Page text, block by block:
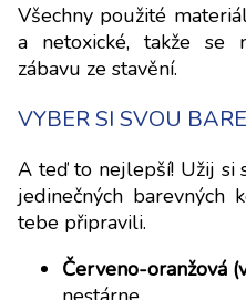
Všechny použité
a netoxické, takže se
zábavu ze stavění.
VYBER SI SVOU
A teď to nejlepší! Užij si
jedinečných barevných
tebe připravili.
Červeno-oranžová